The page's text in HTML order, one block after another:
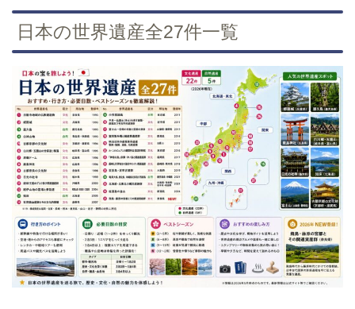
日本の世界遺産全27件一覧